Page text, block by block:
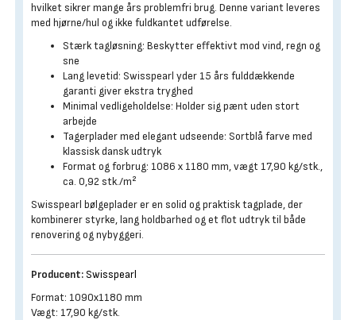
hvilket sikrer mange års problemfri brug. Denne variant leveres
med hjørne/hul og ikke fuldkantet udførelse.
Stærk tagløsning: Beskytter effektivt mod vind, regn og
sne
Lang levetid: Swisspearl yder 15 års fulddækkende
garanti giver ekstra tryghed
Minimal vedligeholdelse: Holder sig pænt uden stort
arbejde
Tagerplader med elegant udseende: Sortblå farve med
klassisk dansk udtryk
Format og forbrug: 1086 x 1180 mm, vægt 17,90 kg/stk.,
ca. 0,92 stk./m²
Swisspearl bølgeplader er en solid og praktisk tagplade, der
kombinerer styrke, lang holdbarhed og et flot udtryk til både
renovering og nybyggeri.
Producent: Swisspearl
Format: 1090x1180 mm
Vægt: 17,90 kg/stk.